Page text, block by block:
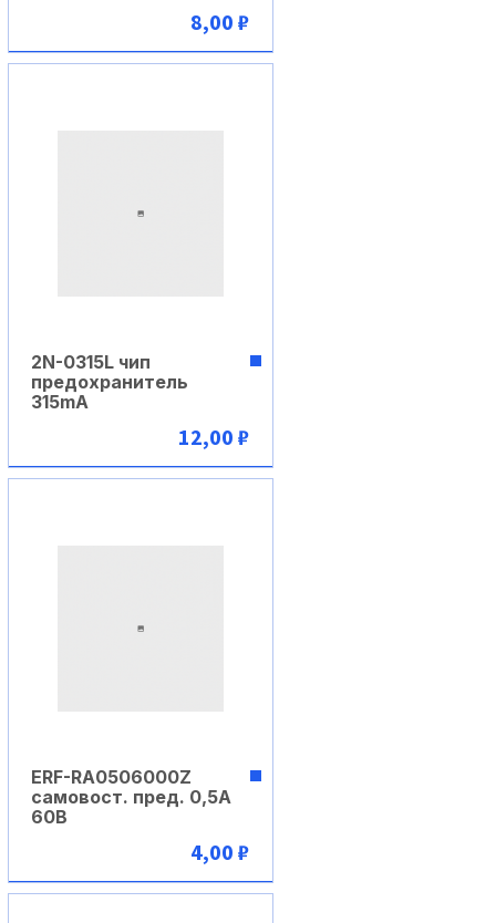
В корзину
8,00 ₽
В корзину
2N-0315L чип
предохранитель
315mA
12,00 ₽
В корзину
ERF-RA0506000Z
самовост. пред. 0,5А
60В
4,00 ₽